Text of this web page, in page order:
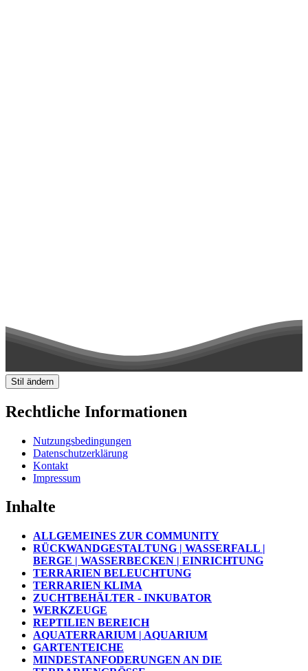
Stil ändern
Rechtliche Informationen
Nutzungsbedingungen
Datenschutzerklärung
Kontakt
Impressum
Inhalte
ALLGEMEINES ZUR COMMUNITY
RÜCKWANDGESTALTUNG | WASSERFALL |
BERGE | WASSERBECKEN | EINRICHTUNG
TERRARIEN BELEUCHTUNG
TERRARIEN KLIMA
ZUCHTBEHÄLTER - INKUBATOR
WERKZEUGE
REPTILIEN BEREICH
AQUATERRARIUM | AQUARIUM
GARTENTEICHE
MINDESTANFODERUNGEN AN DIE